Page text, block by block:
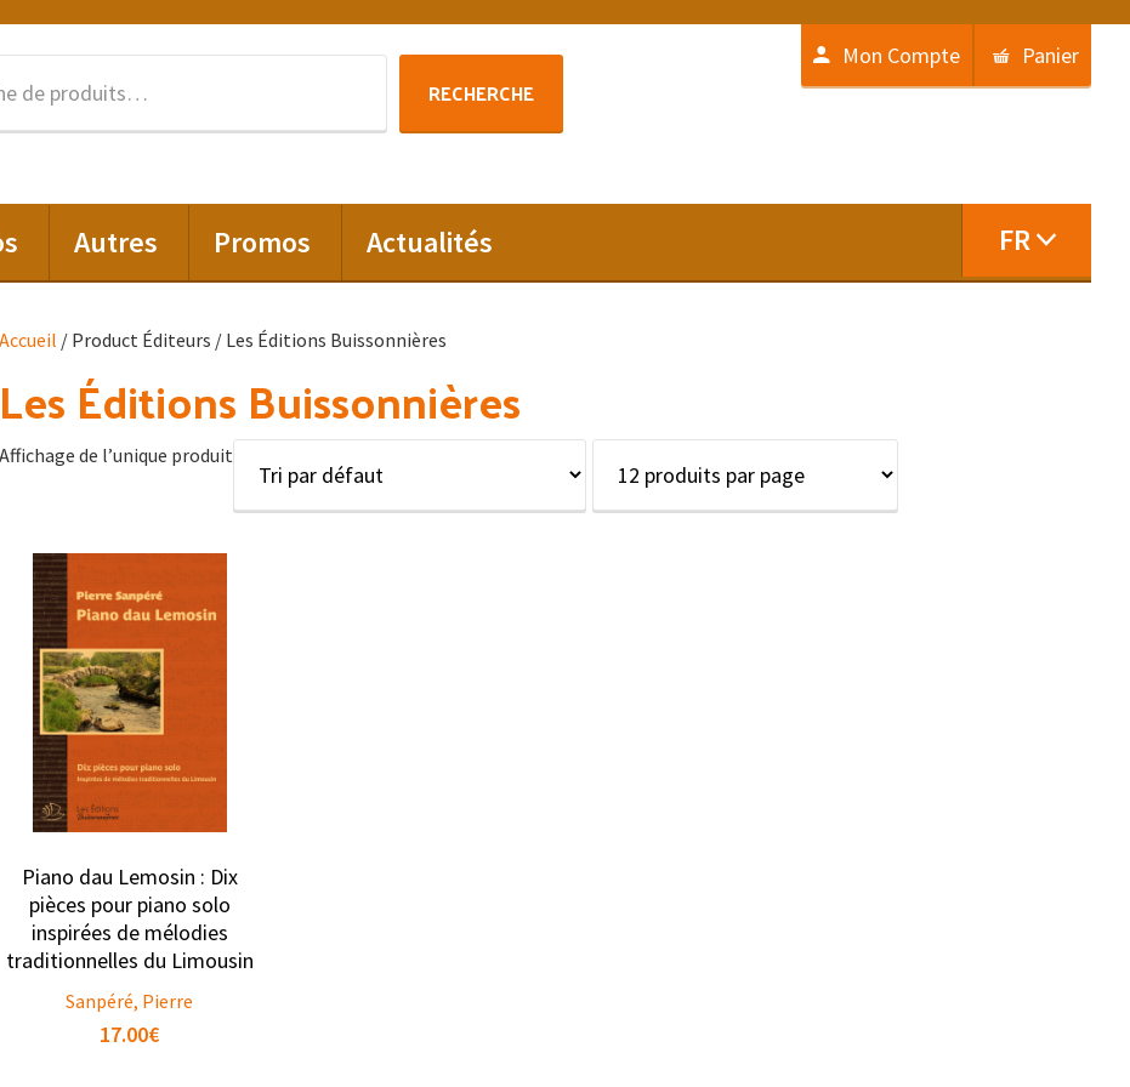
RECHERCHE
Mon Compte Panier
Autres Promos Actualités FR
Accueil / Product Éditeurs / Les Éditions Buissonnières
Les Éditions Buissonnières
Affichage de l’unique produit
Piano dau Lemosin : Dix
pièces pour piano solo
inspirées de mélodies
traditionnelles du Limousin
Sanpéré, Pierre
17.00€